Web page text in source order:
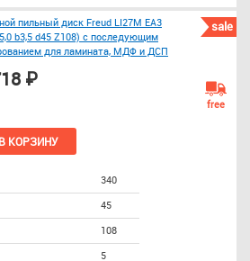
sale
пильный диск Freud LI27M EA3
b3,5 d45 Z108) с последующим
для ламината, МДФ и ДСП
В КОРЗИНУ
₽
free
340
45
108
5